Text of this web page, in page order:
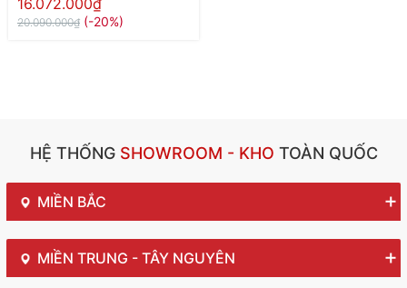
16.072.000₫
20.090.000₫ (-20%)
HỆ THỐNGSHOWROOM - KHO TOÀN QUỐC
MIỀN BẮC
MIỀN TRUNG - TÂY NGUYÊN